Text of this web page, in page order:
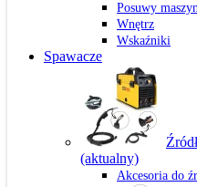
Posuwy
Wnętrz
Wskaźniki
Spawacze
(aktualny)
Akcesoria do